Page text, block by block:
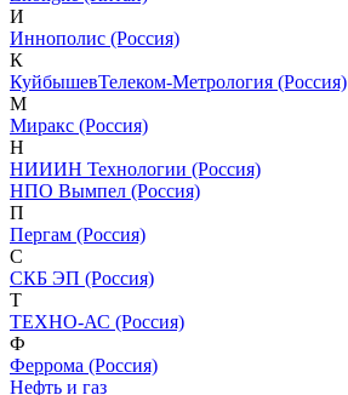
И
Иннополис (Россия)
К
КуйбышевТелеком-Метрология (Россия)
М
Миракс (Россия)
Н
НИИИН Технологии (Россия)
НПО Вымпел (Россия)
П
Пергам (Россия)
С
СКБ ЭП (Россия)
Т
ТЕХНО-АС (Россия)
Ф
Феррома (Россия)
Нефть и газ